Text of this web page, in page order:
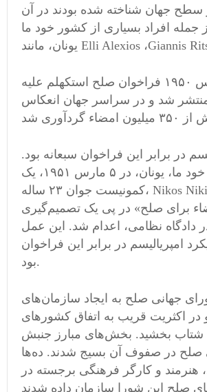
جهان شناخته شده بودند در آن
جمله افراد بسیاری از کشور خود ما
در ۱۸ مارس ۱۹۵۰ فراخوان صلح استکهلم علیه
شد و در سراسر جهان انعکاس
در برابر این فراخوان سبعانه بود.
در کشور خود ما، یونان، در ۵ مارس ۱۹۵۱، یک
کمونیست جوان ۲۳ ساله، Nikos Nikiforidis به جرم
برای صلح» در پی یک تصمیم‌گیری
دادگاه نظامی‌، اعدام شد. این عمل
امپریالیسم در برابر این فراخوان
بود.
جهانی صلح به ایجاد سازمان‌های
در اکثریت قریب به اتفاق کشورهای
شتاب بخشید. بخش‌های مبارز جنبش
صلح در صفوف آن بسیج شدند. ده‌ها
هنرمند و کارگر فرهنگی برجسته در